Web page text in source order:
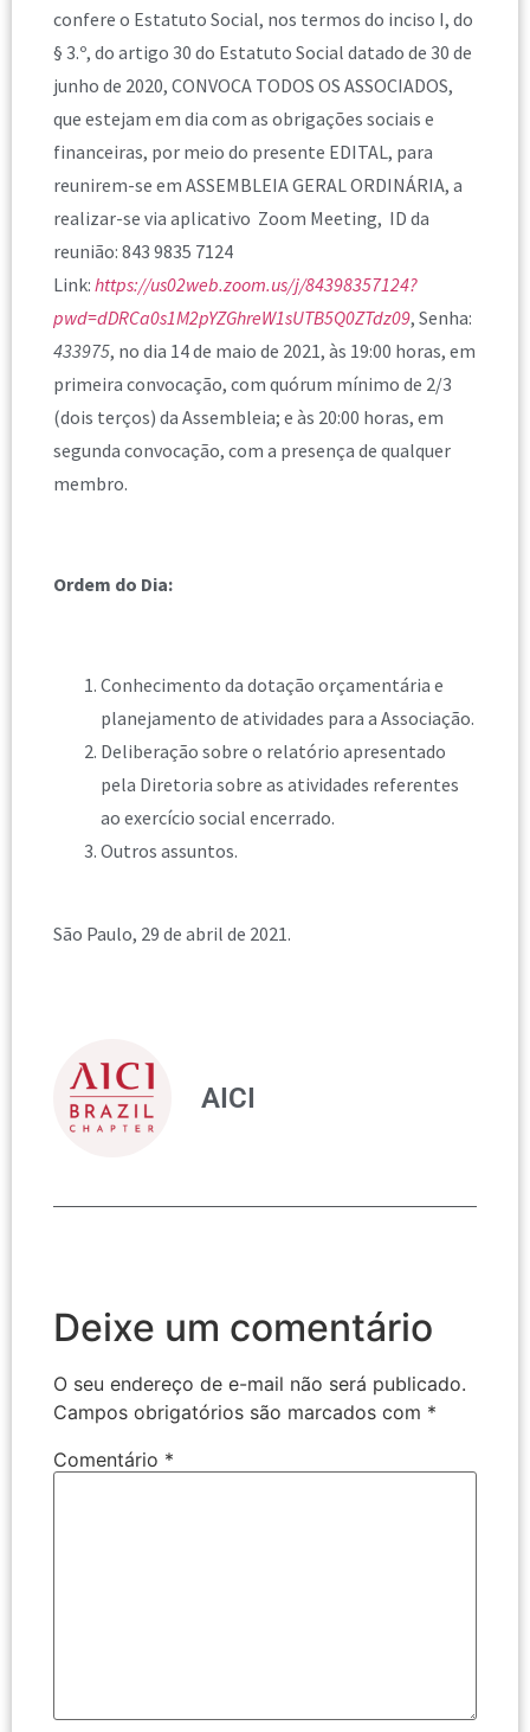
confere o Estatuto Social, nos termos do inciso I, do
§ 3.º, do artigo 30 do Estatuto Social datado de 30 de
junho de 2020, CONVOCA TODOS OS ASSOCIADOS,
que estejam em dia com as obrigações sociais e
financeiras, por meio do presente EDITAL, para
reunirem-se em ASSEMBLEIA GERAL ORDINÁRIA, a
realizar-se via aplicativo Zoom Meeting, ID da
reunião: 843 9835 7124
Link: https://us02web.zoom.us/j/84398357124?
pwd=dDRCa0s1M2pYZGhreW1sUTB5Q0ZTdz09, Senha:
433975, no dia 14 de maio de 2021, às 19:00 horas, em
primeira convocação, com quórum mínimo de 2/3
(dois terços) da Assembleia; e às 20:00 horas, em
segunda convocação, com a presença de qualquer
membro.
Ordem do Dia:
Conhecimento da dotação orçamentária e
planejamento de atividades para a Associação.
Deliberação sobre o relatório apresentado
pela Diretoria sobre as atividades referentes
ao exercício social encerrado.
Outros assuntos.
São Paulo, 29 de abril de 2021.
AICI
Deixe um comentário
O seu endereço de e-mail não será publicado.
Campos obrigatórios são marcados com *
Comentário *